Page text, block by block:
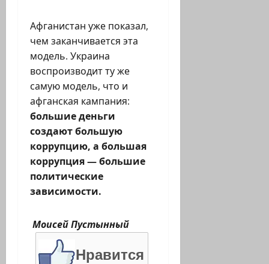
Афганистан уже показал,
чем заканчивается эта
модель. Украина
воспроизводит ту же
самую модель, что и
афганская кампания:
большие деньги
создают большую
коррупцию, а большая
коррупция — большие
политические
зависимости.
Моисей Пустынный
Нравится